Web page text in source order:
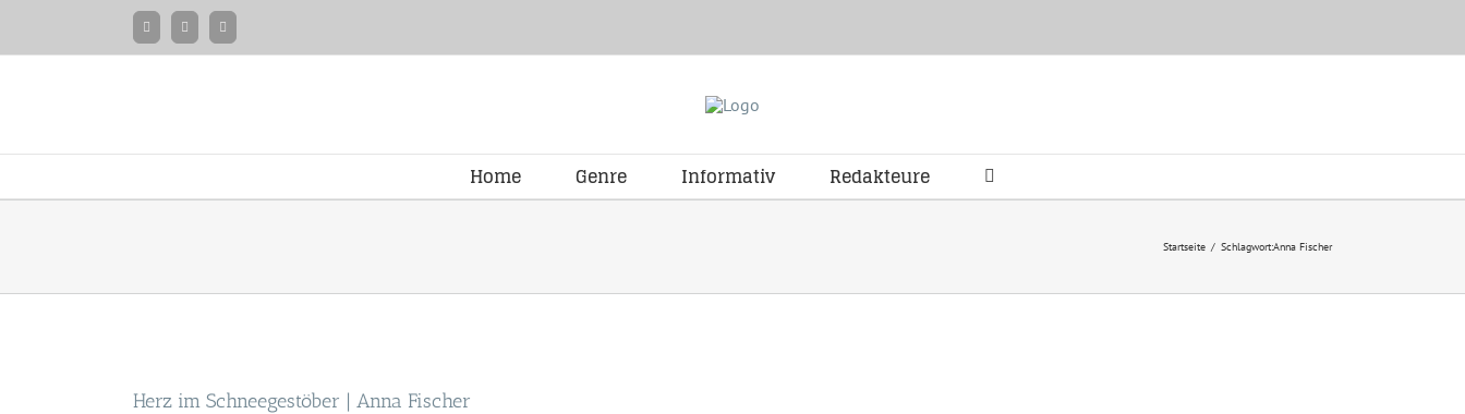
FacebookInstagramTwitter
Home Genre Informativ Redakteure
Startseite / Schlagwort:Anna Fischer
Herz im Schneegestöber | Anna Fischer